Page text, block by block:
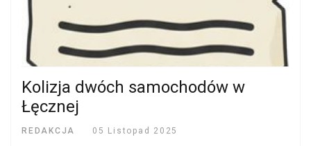
Kolizja dwóch samochodów w
Łęcznej
REDAKCJA 05 Listopad 2025